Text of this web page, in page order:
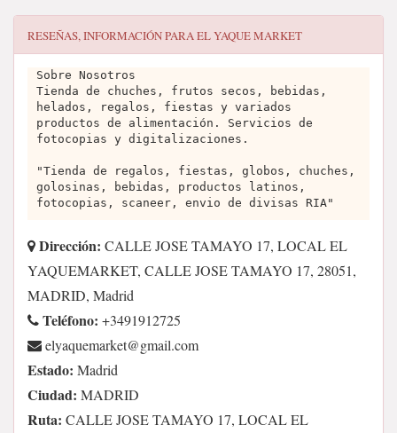
RESEÑAS, INFORMACIÓN PARAEL YAQUE MARKET
Sobre Nosotros
Tienda de chuches, frutos secos, bebidas,
helados, regalos, fiestas y variados
productos de alimentación. Servicios de
fotocopias y digitalizaciones.
"Tienda de regalos, fiestas, globos, chuches,
golosinas, bebidas, productos latinos,
fotocopias, scaneer, envio de divisas RIA"
Dirección: CALLE JOSE TAMAYO 17, LOCAL EL
YAQUEMARKET, CALLE JOSE TAMAYO 17, 28051,
MADRID, Madrid
Teléfono: +3491912725
moc.liamg@tekrameuqayle
Estado: Madrid
Ciudad: MADRID
Ruta: CALLE JOSE TAMAYO 17, LOCAL EL